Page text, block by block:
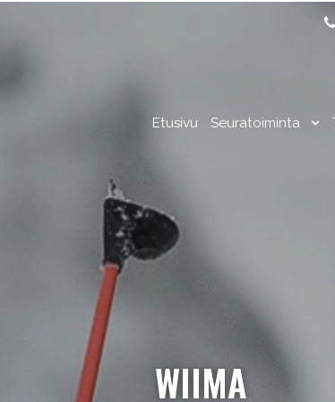
Etusivu Seuratoiminta
WIIMA